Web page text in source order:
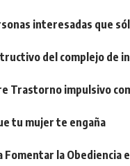
interesadas que
del complejo de
Trastorno impulsivo
tu mujer te engaña
la Obediencia